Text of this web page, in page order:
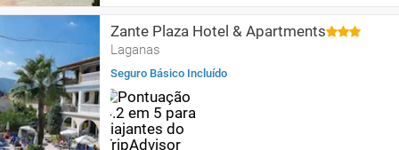
Zante Plaza Hotel & Apartments
Laganas
Seguro Básico Incluído